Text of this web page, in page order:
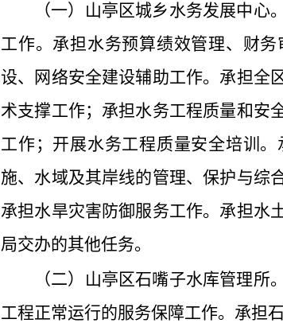
（一）山亭区城乡水务发展中心。
工作。承担水务预算绩效管理、财
设、网络安全建设辅助工作。承担全
术支撑工作；承担水务工程质量和安
工作；开展水务工程质量安全培训
施、水域及其岸线的管理、保护与综
承担水旱灾害防御服务工作。承担水
局交办的其他任务。
（二）山亭区石嘴子水库管理所。
工程正常运行的服务保障工作。 承担